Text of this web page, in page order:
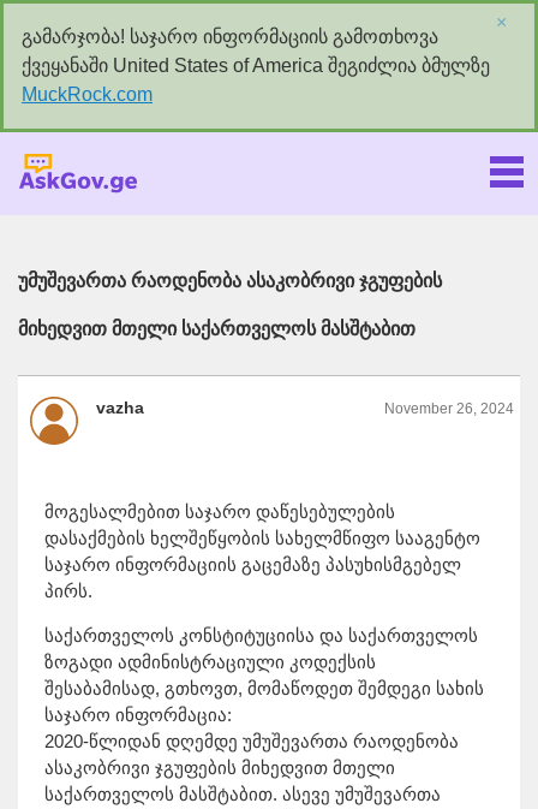
გამარჯობა! საჯარო ინფორმაციის გამოთხოვა
ქვეყანაში United States of America შეგიძლია ბმულზე
MuckRock.com
×
უმუშევართა რაოდენობა ასაკობრივი ჯგუფების
მიხედვით მთელი საქართველოს მასშტაბით
vazha November 26, 2024
მოგესალმებით საჯარო დაწესებულების
დასაქმების ხელშეწყობის სახელმწიფო სააგენტო
საჯარო ინფორმაციის გაცემაზე პასუხისმგებელ
პირს.
საქართველოს კონსტიტუციისა და საქართველოს
ზოგადი ადმინისტრაციული კოდექსის
შესაბამისად, გთხოვთ, მომაწოდეთ შემდეგი სახის
საჯარო ინფორმაცია:
2020-წლიდან დღემდე უმუშევართა რაოდენობა
ასაკობრივი ჯგუფების მიხედვით მთელი
საქართველოს მასშტაბით. ასევე უმუშევართა